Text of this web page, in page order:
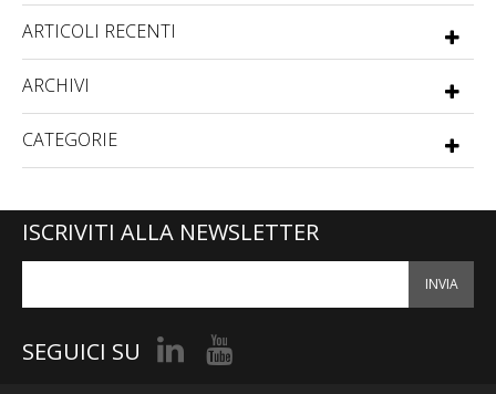
ARTICOLI RECENTI
ARCHIVI
CATEGORIE
ISCRIVITI ALLA NEWSLETTER
INVIA
SEGUICI SU